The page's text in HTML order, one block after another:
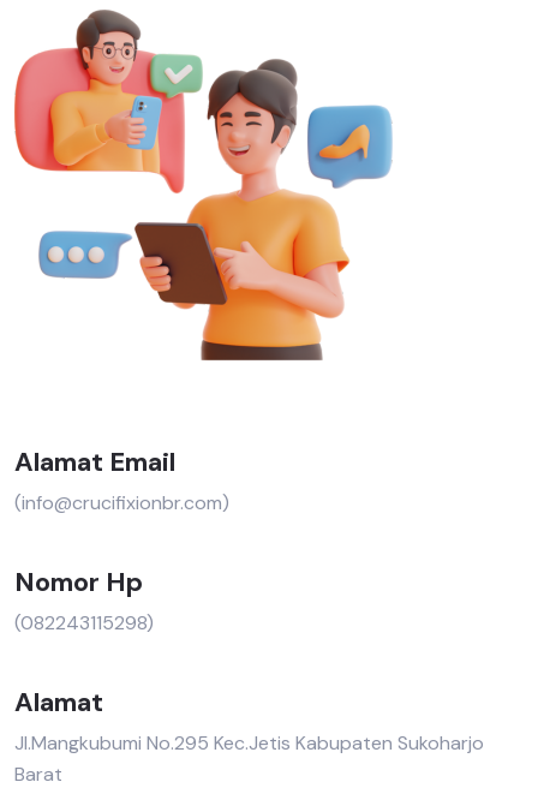
Alamat Email
(info@crucifixionbr.com)
Nomor Hp
(082243115298)
Alamat
Jl.Mangkubumi No.295 Kec.Jetis Kabupaten Sukoharjo
Barat